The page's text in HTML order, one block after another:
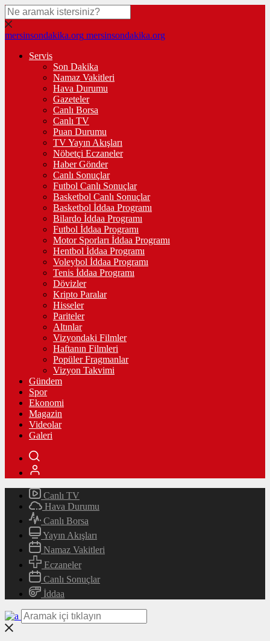
mersinsondakika.org mersinsondakika.org
Servis
Son Dakika
Namaz Vakitleri
Hava Durumu
Gazeteler
Canlı Borsa
Canlı TV
Puan Durumu
TV Yayın Akışları
Nöbetçi Eczaneler
Haber Gönder
Canlı Sonuçlar
Futbol Canlı Sonuçlar
Basketbol Canlı Sonuçlar
Basketbol İddaa Programı
Bilardo İddaa Programı
Futbol İddaa Programı
Motor Sporları İddaa Programı
Hentbol İddaa Programı
Voleybol İddaa Programı
Tenis İddaa Programı
Dövizler
Kripto Paralar
Hisseler
Pariteler
Altınlar
Vizyondaki Filmler
Haftanın Filmleri
Popüler Fragmanlar
Vizyon Takvimi
Gündem
Spor
Ekonomi
Magazin
Videolar
Galeri
Canlı TV
Hava Durumu
Canlı Borsa
Yayın Akışları
Namaz Vakitleri
Eczaneler
Canlı Sonuçlar
İddaa